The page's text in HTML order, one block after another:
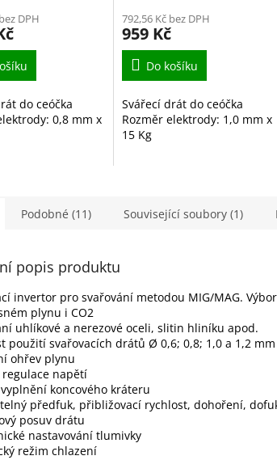
DPH
do ceóčka
0,8 mm x
792,56 Kč bez DPH
959 Kč
Do košíku
Svářecí drát do ceóčka
Rozměr elektrody: 1,0 mm x
15 Kg
Podobné (11) Související soubory (1)
popis produktu
invertor pro svařování metodou MIG/MAG.
plynu i CO2
uhlíkové a nerezové oceli, slitin hliníku apod.
použití svařovacích drátů Ø 0,6; 0,8; 1,0 a 1,2 mm
ohřev plynu
regulace napětí
koncového kráteru
předfuk, přibližovací rychlost, dohoření,
posuv drátu
nastavování tlumivky
režim chlazení